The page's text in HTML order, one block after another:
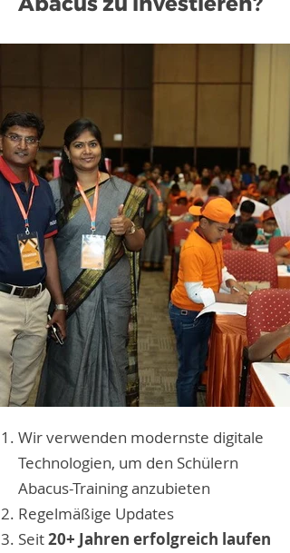
Wir verwenden modernste digitale
Technologien, um den Schülern
Abacus-Training anzubieten
Regelmäßige Updates
Seit20+ Jahren erfolgreich laufen